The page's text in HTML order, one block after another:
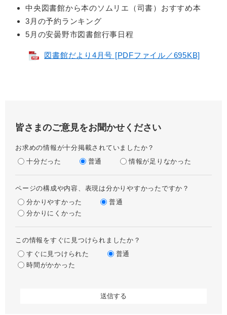
中央図書館から本のソムリエ（司書）おすすめ本
3月の予約ランキング
5月の安曇野市図書館行事日程
図書館だより4月号 [PDFファイル／695KB]
皆さまのご意見をお聞かせください
お求めの情報が十分掲載されていましたか？
十分だった
普通 情報が足りなかった
ページの構成や内容、表現は分かりやすかったですか？
分かりやすかった
普通
分かりにくかった
この情報をすぐに見つけられましたか？
すぐに見つけられた
普通
時間がかかった